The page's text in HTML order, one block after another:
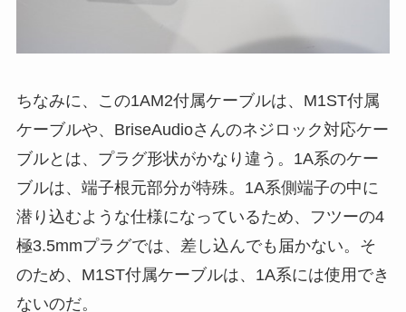
ちなみに、この1AM2付属ケーブルは、M1ST付属
ケーブルや、BriseAudioさんのネジロック対応ケー
ブルとは、プラグ形状がかなり違う。1A系のケー
ブルは、端子根元部分が特殊。1A系側端子の中に
潜り込むような仕様になっているため、フツーの4
極3.5mmプラグでは、差し込んでも届かない。そ
のため、M1ST付属ケーブルは、1A系には使用でき
ないのだ。